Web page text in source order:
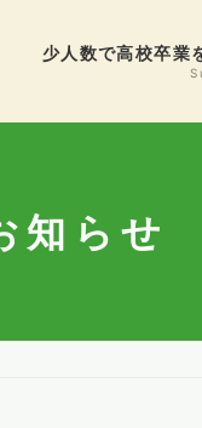
少人数で高校卒業
知らせ